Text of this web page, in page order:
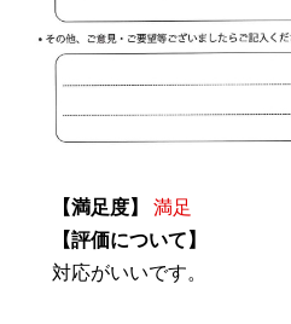
【満足度】
満足
【評価について】
対応がいいです。